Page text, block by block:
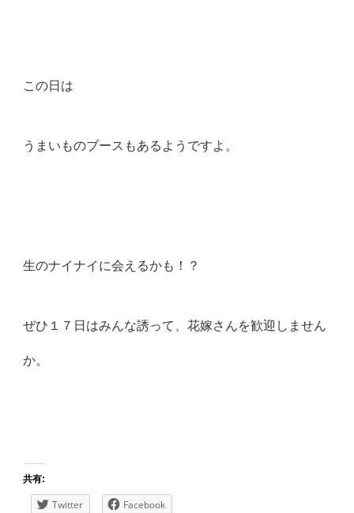
この日は
うまいものブースもあるようですよ。
生のナイナイに会えるかも！？
ぜひ１７日はみんな誘って、花嫁さんを歓迎しません
か。
共有:
Twitter Facebook